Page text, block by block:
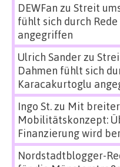
DEWFan zu Streit
fühlt sich durch
angegriffen
Ulrich Sanderzu
Dahmen fühlt sich
Karacakurtoglu
Ingo St.zu Mit
Mobilitätskonzept:
Finanzierung wird
Nordstadtblogger-